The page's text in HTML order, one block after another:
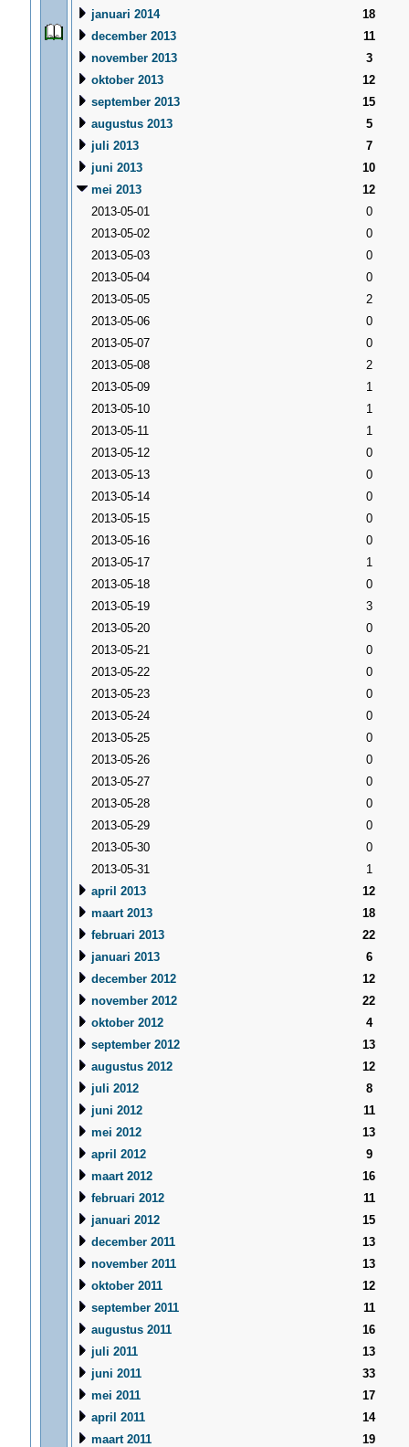
januari 2014
18
december 2013
11
november 2013
3
oktober 2013
12
september 2013
15
augustus 2013
5
juli 2013
7
juni 2013
10
mei 2013
12
2013-05-01
0
2013-05-02
0
2013-05-03
0
2013-05-04
0
2013-05-05
2
2013-05-06
0
2013-05-07
0
2013-05-08
2
2013-05-09
1
2013-05-10
1
2013-05-11
1
2013-05-12
0
2013-05-13
0
2013-05-14
0
2013-05-15
0
2013-05-16
0
2013-05-17
1
2013-05-18
0
2013-05-19
3
2013-05-20
0
2013-05-21
0
2013-05-22
0
2013-05-23
0
2013-05-24
0
2013-05-25
0
2013-05-26
0
2013-05-27
0
2013-05-28
0
2013-05-29
0
2013-05-30
0
2013-05-31
1
april 2013
12
maart 2013
18
februari 2013
22
januari 2013
6
december 2012
12
november 2012
22
oktober 2012
4
september 2012
13
augustus 2012
12
juli 2012
8
juni 2012
11
mei 2012
13
april 2012
9
maart 2012
16
februari 2012
11
januari 2012
15
december 2011
13
november 2011
13
oktober 2011
12
september 2011
11
augustus 2011
16
juli 2011
13
juni 2011
33
mei 2011
17
april 2011
14
maart 2011
19